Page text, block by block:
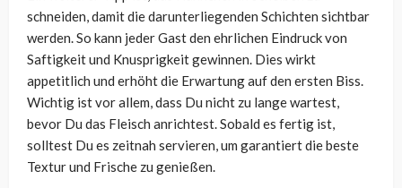
schneiden, damit die darunterliegenden Schichten sichtbar
werden. So kann jeder Gast den ehrlichen Eindruck von
Saftigkeit und Knusprigkeit gewinnen. Dies wirkt
appetitlich und erhöht die Erwartung auf den ersten Biss.
Wichtig ist vor allem, dass Du nicht zu lange wartest,
bevor Du das Fleisch anrichtest. Sobald es fertig ist,
solltest Du es zeitnah servieren, um garantiert die beste
Textur und Frische zu genießen.